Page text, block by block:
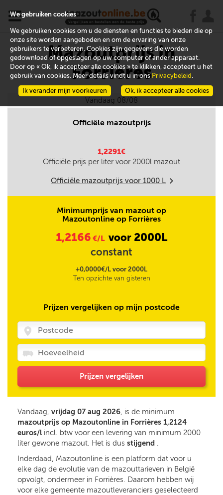
x
Mazoutprijs in
Forrières
Vandaag 08/08
Officiële mazoutprijs
1,2291€
Officiële prijs per liter voor 2000l mazout
Officiële mazoutprijs voor 1000 L m
Minimumprijs van mazout op
Mazoutonline op Forrières
1,2166 €/L voor 2000L
constant
+0,0000€/L voor 2000L
Ten opzichte van gisteren
Prijzen vergelijken op mijn postcode
Prijzen vergelijken
Vandaag, vrijdag 07 aug 2026, is de minimum
mazoutprijs op Mazoutonline in Forrières 1,2124
euros/l incl. btw voor een levering van minimum 2000
liter gewone mazout. Het is dus stijgend .
Inderdaad, Mazoutonline is een platform dat voor u
elke dag de evolutie van de mazouttarieven in België
opvolgt, ondermeer in Forrières. Daarom hebben wij
voor elke gemeente mazoutleveranciers geselecteerd
We gebruiken cookies
We gebruiken cookies om u de diensten en functies te bieden die op
onze site worden aangeboden en om de ervaring van onze
gebruikers te verbeteren. Cookies zijn gegevens die worden
gedownload of opgeslagen op uw computer of ander apparaat.
Door op « Ok, ik accepteer alle cookies » te klikken, accepteert u het
gebruik van cookies. Meer details vindt u in ons Privacybeleid .
Ok, ik accepteer alle cookies
Ik verander mijn voorkeuren